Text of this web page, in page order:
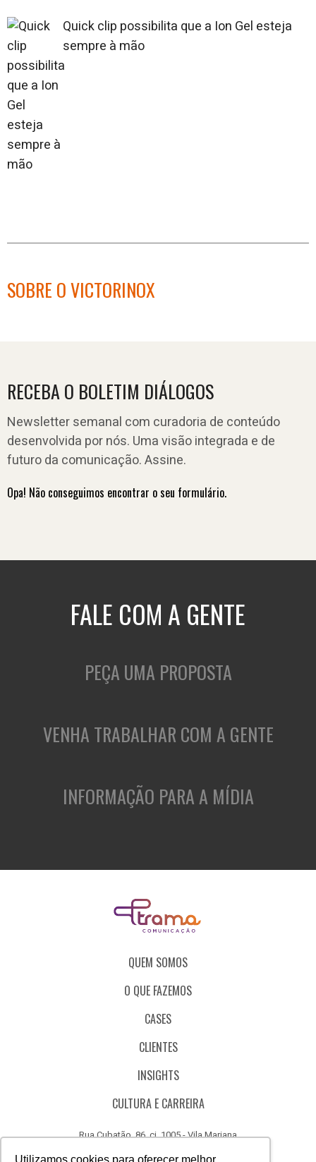
Quick clip possibilita que a Ion Gel esteja
sempre à mão
SOBRE O VICTORINOX
RECEBA O BOLETIM DIÁLOGOS
Newsletter semanal com curadoria de conteúdo
desenvolvida por nós. Uma visão integrada e de
futuro da comunicação. Assine.
Opa! Não conseguimos encontrar o seu formulário.
FALE COM A GENTE
PEÇA UMA PROPOSTA
VENHA TRABALHAR COM A GENTE
INFORMAÇÃO PARA A MÍDIA
QUEM SOMOS
O QUE FAZEMOS
CASES
CLIENTES
INSIGHTS
CULTURA E CARREIRA
Rua Cubatão, 86, cj. 1005 - Vila Mariana